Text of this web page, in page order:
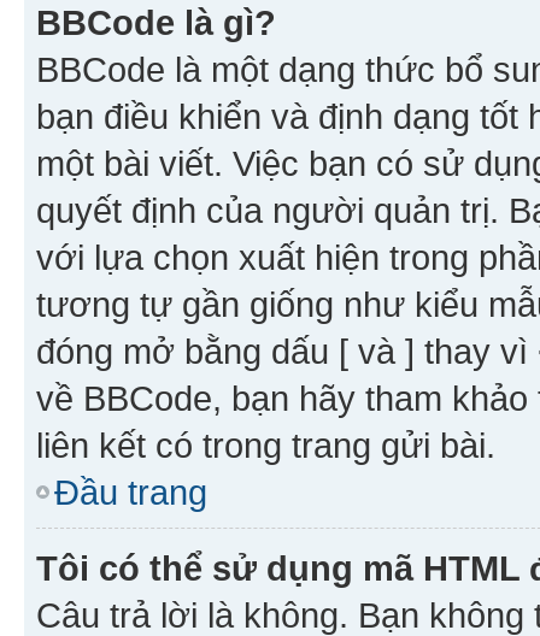
BBCode là gì?
BBCode là một dạng thức bổ
bạn điều khiển và định dạng
một bài viết. Việc bạn có sử
quyết định của người quản trị.
với lựa chọn xuất hiện trong
tương tự gần giống như kiểu
đóng mở bằng dấu [ và ] thay
về BBCode, bạn hãy tham
liên kết có trong trang gửi bài.
Đầu trang
Tôi có thể sử dụng mã
Câu trả lời là không. Bạn